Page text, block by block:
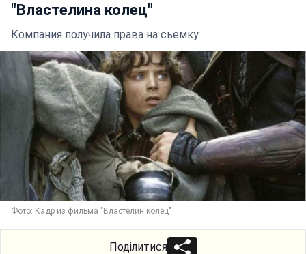
"Властелина колец"
Компания получила права на сьемку
Фото: Кадр из фильма "Властелин колец"
Поділитися